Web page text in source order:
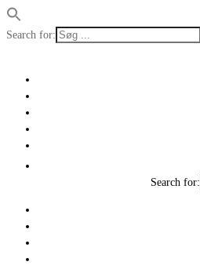
Search for:
Search for: